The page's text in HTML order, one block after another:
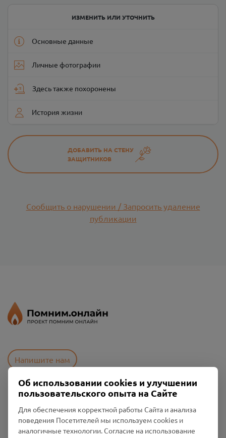
ИЗМЕНИТЬ ИЛИ УТОЧНИТЬ
Основные данные
Личные фотографии
Здесь также похоронены
История жизни
ДОБАВИТЬ НА СТЕНУ
ЗАЩИТНИКОВ
Сообщить о нарушении / Запросить удаление
публикации
Напишите нам
Пользовательское соглашение
Политика конфиденциальности
Промо-материалы
Об использовании cookies и улучшении
пользовательского опыта на Сайте
Для обеспечения корректной работы Сайта и анализа
поведения Посетителей мы используем cookies и
аналогичные технологии. Согласие на использование